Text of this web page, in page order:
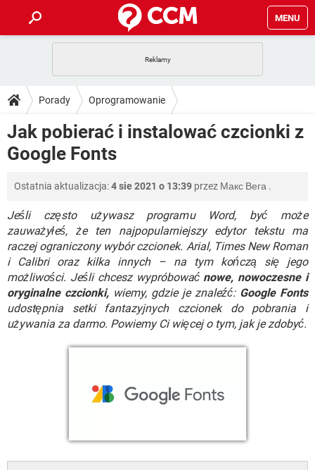
MENU
GRY WHATSAPP
SPOTIFY NETFLIX
INSTAGRAM
PORADY
PlayStation TIKTOK
GRY WHATSAPP
SPOTIFY
INSTAGRAM FACEBOOK
WINDOWS 10
DO POBRANIA
ANDROID
INSTAGRAM FACEBOOK
WINDOWS 10
FORUM
COVID-19 TIKTOK
GRY WHATSAPP
SPOTIFY NETFLIX
INSTAGRAM FACEBOOK
WINDOWS 10
TIKTOK
GRY WHATSAPP
SPOTIFY NETFLIX
INSTAGRAM FACEBOOK
WINDOWS 10
Porady Oprogramowanie
Oprogramowanie biurowe Microsoft Word
Jak pobierać i instalować czcionki z
Google Fonts
Ostatnia aktualizacja:4 sie 2021 o 13:39 przez Макс Вега .
Jeśli często używasz programu Word, być może
zauważyłeś, że ten najpopularniejszy edytor tekstu ma
raczej ograniczony wybór czcionek. Arial, Times New Roman
i Calibri oraz kilka innych – na tym kończą się jego
możliwości. Jeśli chcesz wypróbować nowe, nowoczesne i
oryginalne czcionki, wiemy, gdzie je znaleźć: Google Fonts
udostępnia setki fantazyjnych czcionek do pobrania i
używania za darmo. Powiemy Ci więcej o tym, jak je zdobyć.